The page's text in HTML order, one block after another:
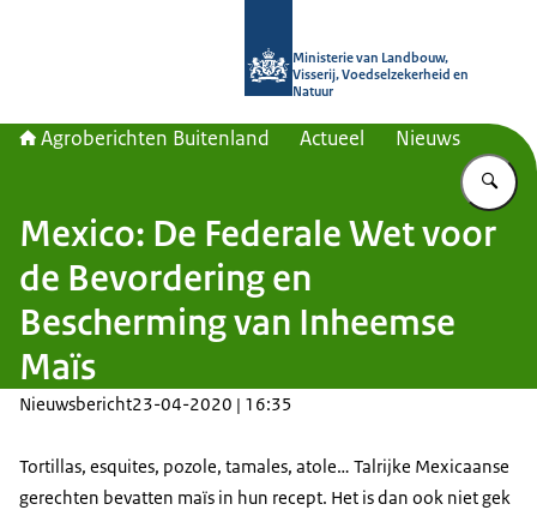
Ministerie van Landbouw,
Visserij, Voedselzekerheid en
Natuur
Agroberichten Buitenland Actueel Nieuws
Mexico: De Federale Wet voor
de Bevordering en
Bescherming van Inheemse
Maïs
Nieuwsbericht23-04-2020 | 16:35
Tortillas, esquites, pozole, tamales, atole… Talrijke Mexicaanse
gerechten bevatten maïs in hun recept. Het is dan ook niet gek